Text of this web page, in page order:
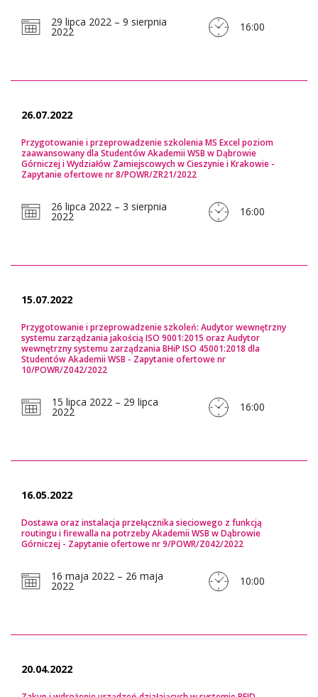
29 lipca 2022 – 9 sierpnia
2022 16:00
26.07.2022
Przygotowanie i przeprowadzenie szkolenia MS Excel poziom
zaawansowany dla Studentów Akademii WSB w Dąbrowie
Górniczej i Wydziałów Zamiejscowych w Cieszynie i Krakowie -
Zapytanie ofertowe nr 8/POWR/ZR21/2022
26 lipca 2022 – 3 sierpnia
2022 16:00
15.07.2022
Przygotowanie i przeprowadzenie szkoleń: Audytor wewnętrzny
systemu zarządzania jakością ISO 9001:2015 oraz Audytor
wewnętrzny systemu zarządzania BHiP ISO 45001:2018 dla
Studentów Akademii WSB - Zapytanie ofertowe nr
10/POWR/Z042/2022
15 lipca 2022 – 29 lipca
2022 16:00
16.05.2022
Dostawa oraz instalacja przełącznika sieciowego z funkcją
routingu i firewalla na potrzeby Akademii WSB w Dąbrowie
Górniczej - Zapytanie ofertowe nr 9/POWR/Z042/2022
16 maja 2022 – 26 maja
2022 10:00
20.04.2022